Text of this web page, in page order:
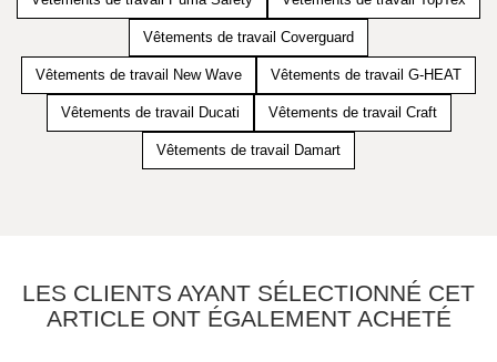
Vêtements de travail Coverguard
Vêtements de travail New Wave Vêtements de travail G-HEAT
Vêtements de travail Ducati Vêtements de travail Craft
Vêtements de travail Damart
LES CLIENTS AYANT SÉLECTIONNÉ CET
ARTICLE ONT ÉGALEMENT ACHETÉ